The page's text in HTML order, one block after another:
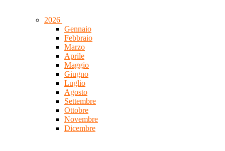
2026
Gennaio
Febbraio
Marzo
Aprile
Maggio
Giugno
Luglio
Agosto
Settembre
Ottobre
Novembre
Dicembre